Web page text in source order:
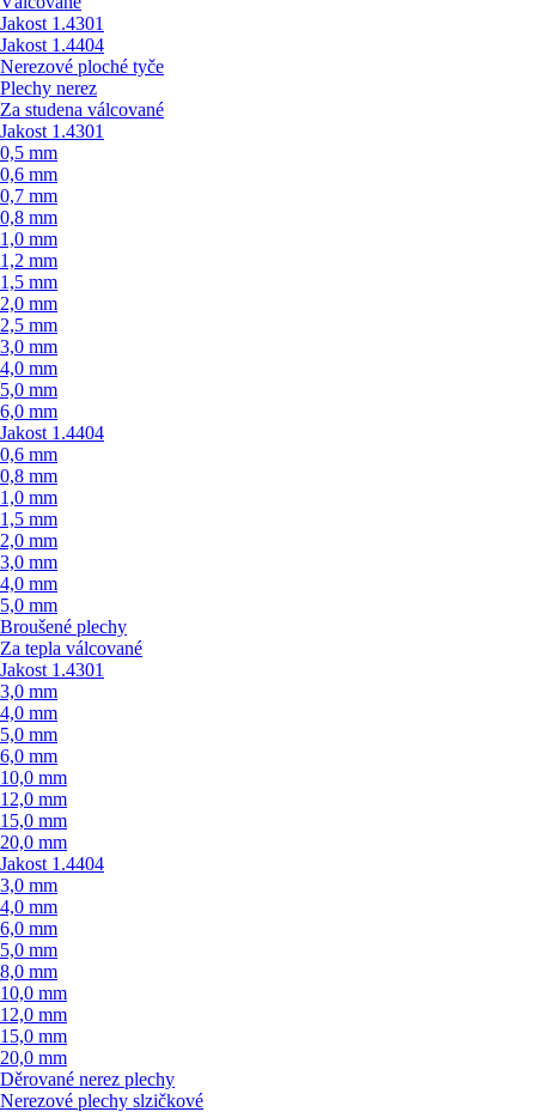
Jakost 1.4301
Jakost 1.4404
Nerezové ploché tyče
Plechy nerez
Za studena válcované
Jakost 1.4301
0,5 mm
0,6 mm
0,7 mm
0,8 mm
1,0 mm
1,2 mm
1,5 mm
2,0 mm
2,5 mm
3,0 mm
4,0 mm
5,0 mm
6,0 mm
Jakost 1.4404
0,6 mm
0,8 mm
1,0 mm
1,5 mm
2,0 mm
3,0 mm
4,0 mm
5,0 mm
Broušené plechy
Za tepla válcované
Jakost 1.4301
3,0 mm
4,0 mm
5,0 mm
6,0 mm
10,0 mm
12,0 mm
15,0 mm
20,0 mm
Jakost 1.4404
3,0 mm
4,0 mm
6,0 mm
5,0 mm
8,0 mm
10,0 mm
12,0 mm
15,0 mm
20,0 mm
Děrované nerez plechy
Nerezové plechy slzičkové